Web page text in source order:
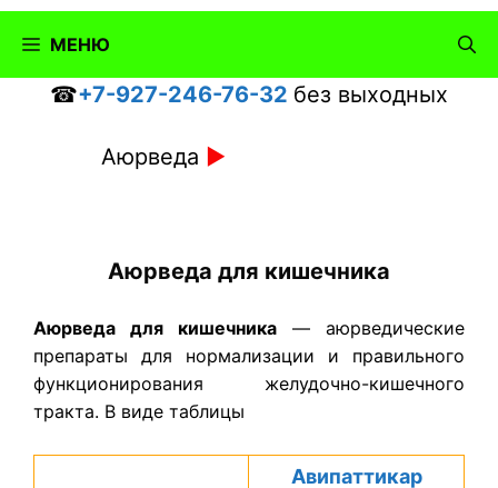
МЕНЮ
☎+7-927-246-76-32 без выходных
Аюрведа ►
Аюрведа для кишечника
Аюрведа для кишечника — аюрведические
препараты для нормализации и правильного
функционирования желудочно-кишечного
тракта. В виде таблицы
Авипаттикар